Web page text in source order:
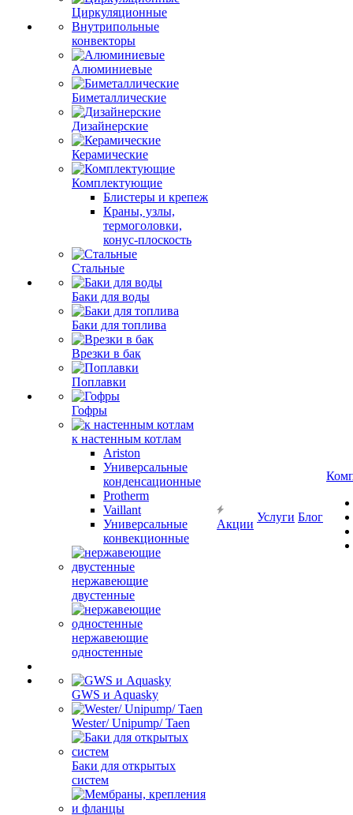
Циркуляционные
Внутрипольные
конвекторы
Алюминиевые
Биметаллические
Дизайнерские
Керамические
Комплектующие
Блистеры и крепеж
Краны, узлы,
термоголовки,
конус-плоскость
Стальные
Баки для воды
Баки для топлива
Врезки в бак
Поплавки
Гофры
к настенным котлам
Ariston
Универсальные
конденсационные
Protherm
Vaillant
Универсальные
конвекционные
нержавеющие
двустенные
нержавеющие
одностенные
GWS и Aquasky
Wester/ Unipump/ Taen
Баки для открытых
систем
Акции
Услуги Блог